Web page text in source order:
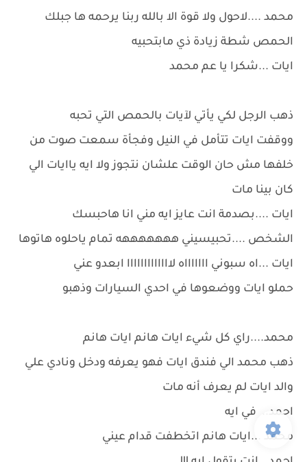
محمد ....لاحول ولا قوة الا بالله ربنا يرحمه ها جبلك
الحمص شطة زيادة ذي مابتحبيه
ايات ...شكرا يا عم محمد
ذهب الرجل لكي يأتي لآيات بالحمص التي تحبه
ووقفت ايات تتأمل في النيل وفجأة سمعت صوت من
خلفها مش حان الوقت علشان نتجوز ولا ايه ياايات الي
كان بينا مات
ايات ....بصدمة انت عايز ايه مني انا هاحبسك
الشخص ....تحبيسيني هههههههه تمام ياحلوه هاتوها
ايات ...اه سبوني اااااااه لااااااااااااا ابعدو عني
حملو ايات ووضعوها في احدي السيارات وذهبو
محمد....راي كل شيء ايات هانم ايات هانم
ذهب محمد الي فندق ايات فهو يعرفه ودخل ونادي علي
والد ايات لم يعرف أنه مات
احمد.. في ايه
محمد ...ايات هانم اتخطفت قدام عيني